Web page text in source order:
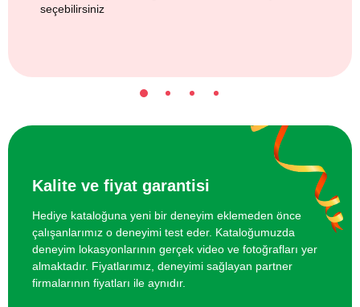
seçebilirsiniz
Kalite ve fiyat garantisi
Hediye kataloğuna yeni bir deneyim eklemeden önce
çalışanlarımız o deneyimi test eder. Kataloğumuzda
deneyim lokasyonlarının gerçek video ve fotoğrafları yer
almaktadır. Fiyatlarımız, deneyimi sağlayan partner
firmalarının fiyatları ile aynıdır.